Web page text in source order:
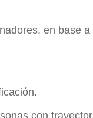
en base a
con